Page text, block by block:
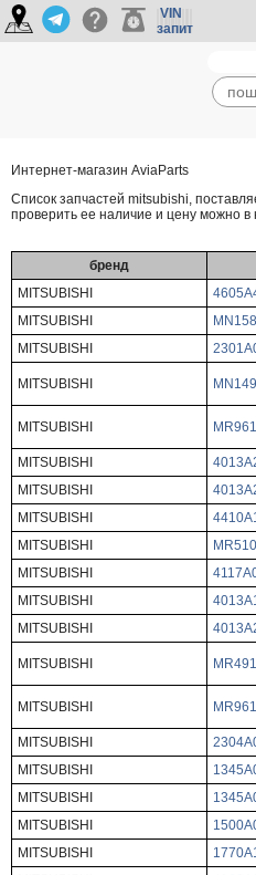
VIN
запит
Интернет-магазин AviaParts
Cписок запчастей mitsubishi,
проверить ее наличие и цену можно
бренд
MITSUBISHI
MITSUBISHI
MITSUBISHI
MITSUBISHI
MITSUBISHI
MITSUBISHI
MITSUBISHI
MITSUBISHI
MITSUBISHI
MITSUBISHI
MITSUBISHI
MITSUBISHI
MITSUBISHI
MITSUBISHI
MITSUBISHI
MITSUBISHI
MITSUBISHI
MITSUBISHI
MITSUBISHI